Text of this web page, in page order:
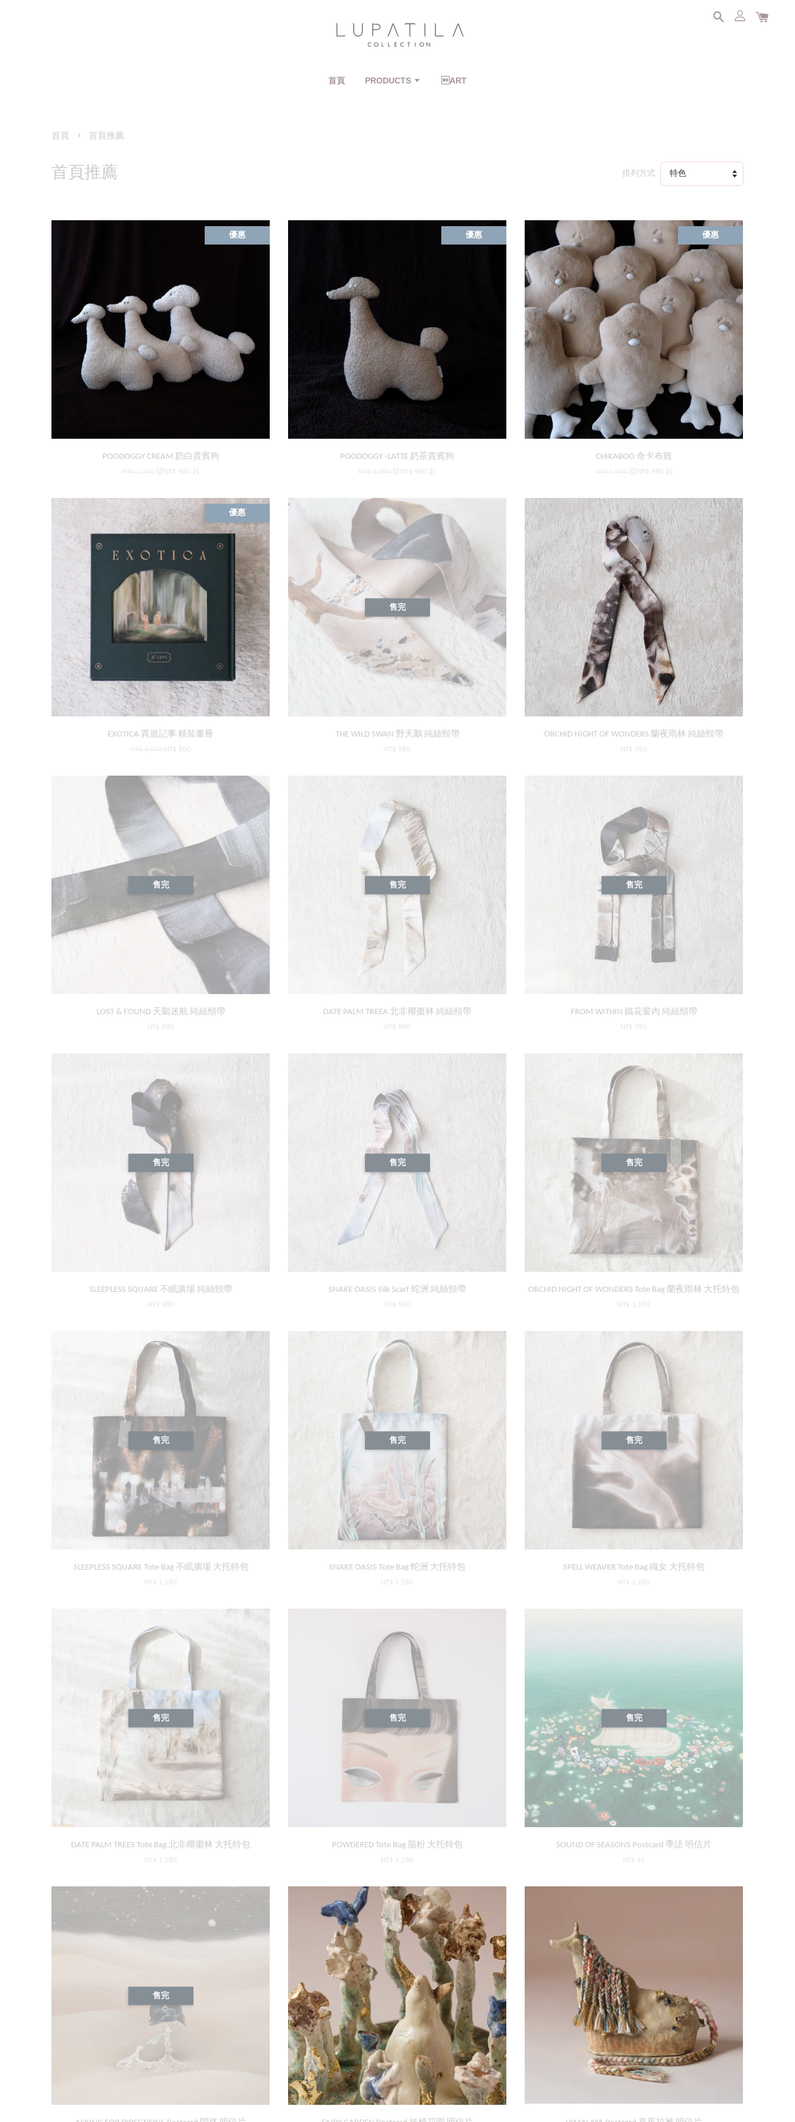
首頁 PRODUCTS ART
首頁 › 首頁推薦
首頁推薦 排列方式
優惠
POODOGGY CREAM 奶白貴賓狗
從 NT$ 980 起
優惠
POODOGGY -LATTE 奶茶貴賓狗
從 NT$ 980 起
優惠
CHIKABOO 奇卡布雞
從 NT$ 980 起
優惠
EXOTICA 異遊記事 精裝畫冊
NT$ 800
售完
THE WILD SWAN 野天鵝 純絲頸帶
NT$ 980
ORCHID NIGHT OF WONDERS 蘭夜雨林 純絲頸帶
NT$ 980
售完
LOST & FOUND 天鵝迷航 純絲頸帶
NT$ 980
售完
DATE PALM TREEA 北非椰棗林 純絲頸帶
NT$ 980
售完
FROM WITHIN 鐵花窗內 純絲頸帶
NT$ 980
售完
SLEEPLESS SQUARE 不眠廣場 純絲頸帶
NT$ 980
售完
SNAKE OASIS Silk Scarf 蛇洲 純絲頸帶
NT$ 980
售完
ORCHID NIGHT OF WONDERS Tote Bag 蘭夜雨林 大托特包
NT$ 1,180
售完
SLEEPLESS SQUARE Tote Bag 不眠廣場 大托特包
NT$ 1,180
售完
SNAKE OASIS Tote Bag 蛇洲 大托特包
NT$ 1,180
售完
SPELL WEAVER Tote Bag 織女 大托特包
NT$ 1,180
售完
DATE PALM TREES Tote Bag 北非椰棗林 大托特包
NT$ 1,180
售完
POWDERED Tote Bag 脂粉 大托特包
NT$ 1,180
售完
SOUND OF SEASONS Postcard 季語 明信片
NT$ 45
售完